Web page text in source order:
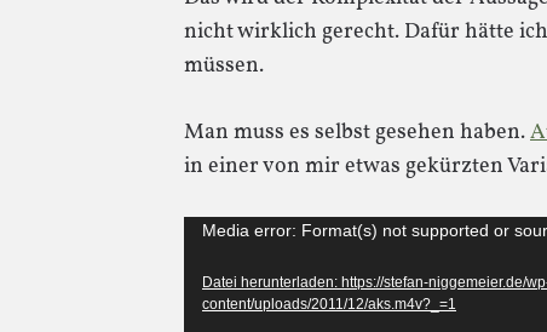
nicht wirklich gerecht. Dafür hätte
müssen.
Man muss es selbst gesehen haben.
in einer von mir etwas gekürzten
Video-
Media error: Format(s) not supported or
Datei herunterladen: https://stefan-niggemeier.de/
content/uploads/2011/12/aks.m4v?_=1